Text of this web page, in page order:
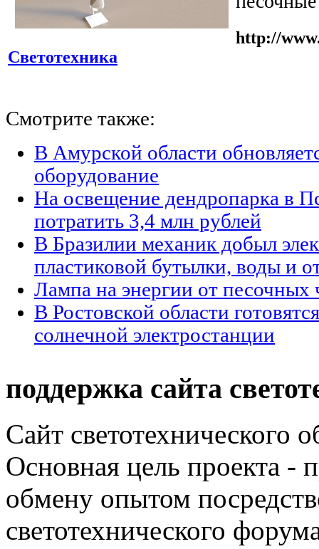
http://
Светотехника
Смотрите также:
В Амурской области
оборудование
На освещение дендропарка в
потратить 3,4 млн рублей
В Бразилии механик добыл
пластиковой бутылки, воды и
Лампа на энергии от песочных
В Ростовской области
солнечной электростанции
поддержка сайта
Сайт светотехнического
Основная цель проекта -
обмену опытом
светотехнического